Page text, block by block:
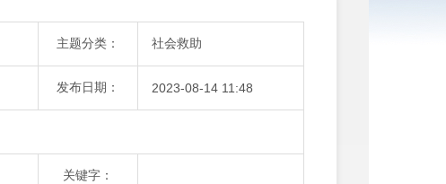
主题分类： 社会救助
发布日期： 2023-08-14 11:48
关键字：